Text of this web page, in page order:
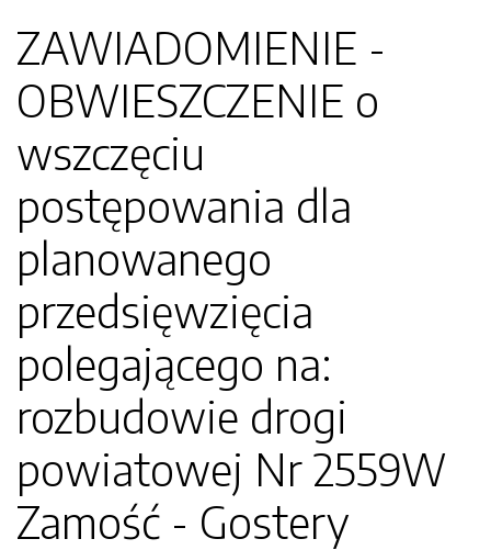
ZAWIADOMIENIE -
OBWIESZCZENIE o
wszczęciu
postępowania dla
planowanego
przedsięwzięcia
polegającego na:
rozbudowie drogi
powiatowej Nr 2559W
Zamość - Gostery